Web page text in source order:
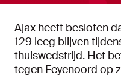
Ajax heeft besloten
129 leeg blijven
thuiswedstrijd. Het
tegen Feyenoord op